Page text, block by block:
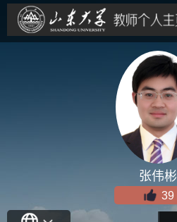
张伟彬
39